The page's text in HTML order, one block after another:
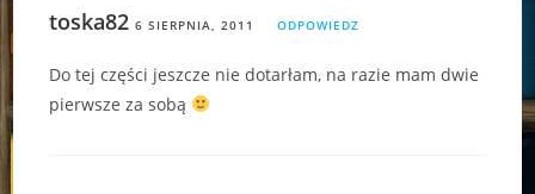
toska82 6 SIERPNIA, 2011 ODPOWIEDZ
Do tej części jeszcze nie dotarłam, na razie mam dwie
pierwsze za sobą